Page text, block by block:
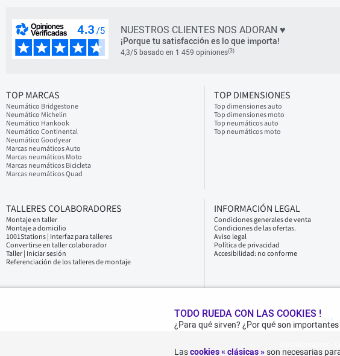
NUESTROS CLIENTES NOS ADORAN ♥
¡Porque tu satisfacción es lo que importa!
4,3/5 basado en 1 459 opiniones(3)
TOP MARCAS
Neumático Bridgestone
Neumático Michelin
Neumático Hankook
Neumático Continental
Neumático Goodyear
Marcas neumáticos Auto
Marcas neumáticos Moto
Marcas neumáticos Bicicleta
Marcas neumáticos Quad
TOP DIMENSIONES
Top dimensiones auto
Top dimensiones moto
Top neumáticos auto
Top neumáticos moto
TALLERES COLABORADORES
Montaje en taller
Montaje a domicilio
1001Stations | Interfaz para talleres
Convertirse en taller colaborador
Taller | Iniciar sesión
Referenciación de los talleres de montaje
INFORMACIÓN LEGAL
Condiciones generales de venta
Condiciones de las ofertas.
Aviso legal
Política de privacidad
Accesibilidad: no conforme
TODO RUEDA CON LAS COOKIES !
¿Para qué sirven? ¿Por qué son
Lascookies « clásicas »son necesarias